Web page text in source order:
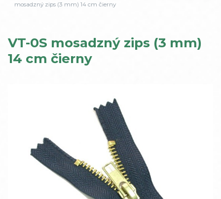
mosadzný zips (3 mm) 14 cm čierny
VT-0S mosadzný zips (3 mm)
14 cm čierny